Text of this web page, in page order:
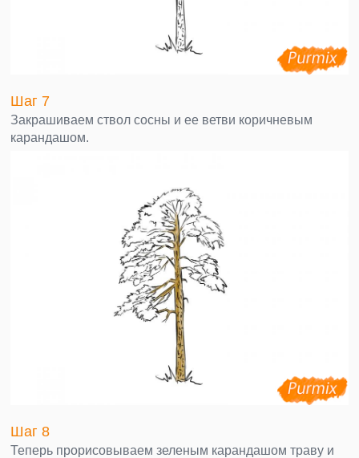
Шаг 7
Закрашиваем ствол сосны и ее ветви коричневым
карандашом.
Шаг 8
Теперь прорисовываем зеленым карандашом траву и